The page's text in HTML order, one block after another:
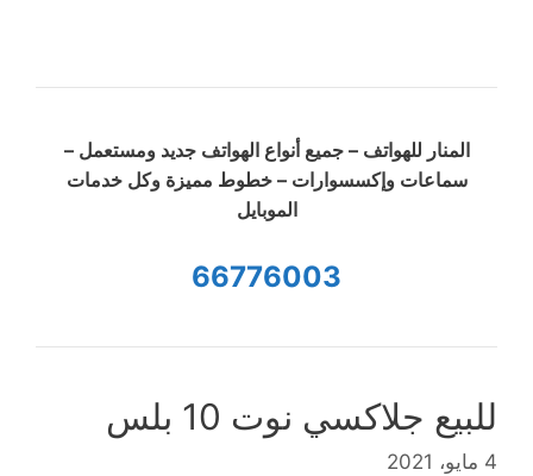
المنار للهواتف – جميع أنواع الهواتف جديد ومستعمل –
سماعات وإكسسوارات – خطوط مميزة وكل خدمات
الموبايل
66776003
للبيع جلاكسي نوت 10 بلس
4 مايو، 2021